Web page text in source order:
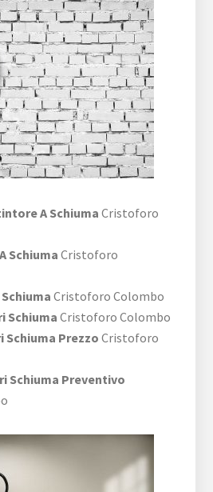
A SchiumaCristoforo
SchiumaCristoforo
Cristoforo Colombo
Schiuma Cristoforo Colombo
Prezzo Cristoforo
Schiuma Preventivo